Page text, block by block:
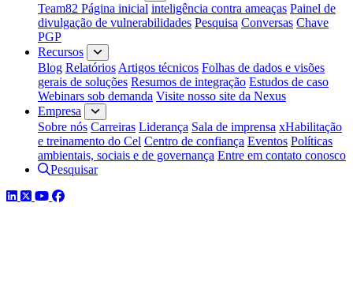
Team82 Página inicial inteligência contra ameaças Painel de
divulgação de vulnerabilidades Pesquisa Conversas Chave
PGP
Recursos
Blog Relatórios Artigos técnicos Folhas de dados e visões
gerais de soluções Resumos de integração Estudos de caso
Webinars sob demanda Visite nosso site da Nexus
Empresa
Sobre nós Carreiras Liderança Sala de imprensa xHabilitação
e treinamento do Cel Centro de confiança Eventos Políticas
ambientais, sociais e de governança Entre em contato conosco
Pesquisar
LinkedIn
TwitterYouTube
Facebook